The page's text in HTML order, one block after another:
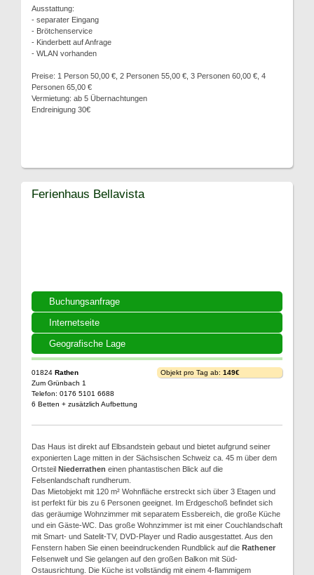
Ausstattung:
- separater Eingang
- Brötchenservice
- Kinderbett auf Anfrage
- WLAN vorhanden
Preise: 1 Person 50,00 €, 2 Personen 55,00 €, 3 Personen 60,00 €, 4
Personen 65,00 €
Vermietung: ab 5 Übernachtungen
Endreinigung 30€
Buchungsanfrage
Internetseite
Geografische Lage
Ferienhaus Bellavista
01824 Rathen
Zum Grünbach 1
Telefon: 0176 5101 6688
6 Betten + zusätzlich Aufbettung
Objekt pro Tag ab: 149€
Das Haus ist direkt auf Elbsandstein gebaut und bietet aufgrund seiner
exponierten Lage mitten in der Sächsischen Schweiz ca. 45 m über dem
Ortsteil Niederrathen einen phantastischen Blick auf die
Felsenlandschaft rundherum.
Das Mietobjekt mit 120 m² Wohnfläche erstreckt sich über 3 Etagen und
ist perfekt für bis zu 6 Personen geeignet. Im Erdgeschoß befindet sich
das geräumige Wohnzimmer mit separatem Essbereich, die große Küche
und ein Gäste-WC. Das große Wohnzimmer ist mit einer Couchlandschaft
mit Smart- und Satelit-TV, DVD-Player und Radio ausgestattet. Aus den
Fenstern haben Sie einen beeindruckenden Rundblick auf die Rathener
Felsenwelt und Sie gelangen auf den großen Balkon mit Süd-
Ostausrichtung. Die Küche ist vollständig mit einem 4-flammigem